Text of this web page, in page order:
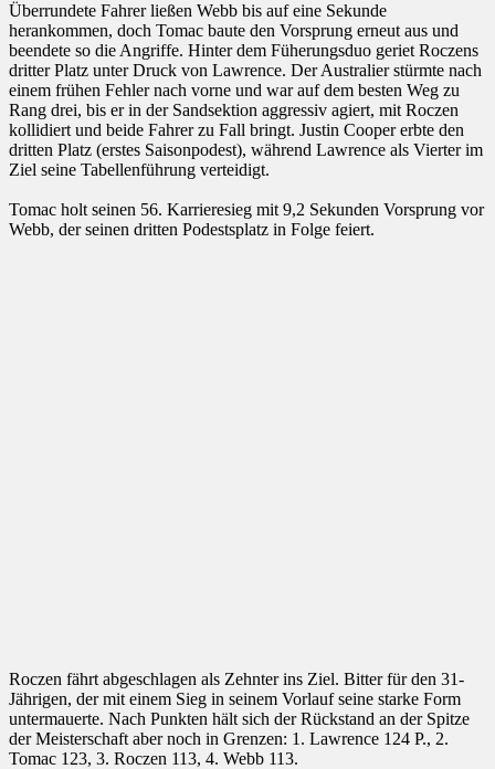
Überrundete Fahrer ließen Webb bis auf eine Sekunde
herankommen, doch Tomac baute den Vorsprung erneut aus und
beendete so die Angriffe. Hinter dem Füherungsduo geriet Roczens
dritter Platz unter Druck von Lawrence. Der Australier stürmte nach
einem frühen Fehler nach vorne und war auf dem besten Weg zu
Rang drei, bis er in der Sandsektion aggressiv agiert, mit Roczen
kollidiert und beide Fahrer zu Fall bringt. Justin Cooper erbte den
dritten Platz (erstes Saisonpodest), während Lawrence als Vierter im
Ziel seine Tabellenführung verteidigt.
Tomac holt seinen 56. Karrieresieg mit 9,2 Sekunden Vorsprung vor
Webb, der seinen dritten Podestsplatz in Folge feiert.
Roczen fährt abgeschlagen als Zehnter ins Ziel. Bitter für den 31-
Jährigen, der mit einem Sieg in seinem Vorlauf seine starke Form
untermauerte. Nach Punkten hält sich der Rückstand an der Spitze
der Meisterschaft aber noch in Grenzen: 1. Lawrence 124 P., 2.
Tomac 123, 3. Roczen 113, 4. Webb 113.